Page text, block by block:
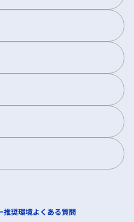
推奨環境よくある質問